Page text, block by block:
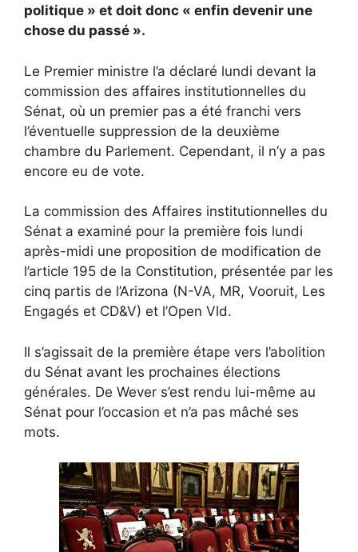
politique » et doit donc « enfin devenir une
chose du passé ».
Le Premier ministre l’a déclaré lundi devant la
commission des affaires institutionnelles du
Sénat, où un premier pas a été franchi vers
l’éventuelle suppression de la deuxième
chambre du Parlement. Cependant, il n’y a pas
encore eu de vote.
La commission des Affaires institutionnelles du
Sénat a examiné pour la première fois lundi
après-midi une proposition de modification de
l’article 195 de la Constitution, présentée par les
cinq partis de l’Arizona (N-VA, MR, Vooruit, Les
Engagés et CD&V) et l’Open Vld.
Il s’agissait de la première étape vers l’abolition
du Sénat avant les prochaines élections
générales. De Wever s’est rendu lui-même au
Sénat pour l’occasion et n’a pas mâché ses
mots.